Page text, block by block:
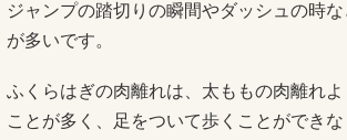
ジャンプの踏切りの瞬間やダッシュの時
が多いです。
ふくらはぎの肉離れは、太ももの肉離れ
ことが多く、足をついて歩くことができ